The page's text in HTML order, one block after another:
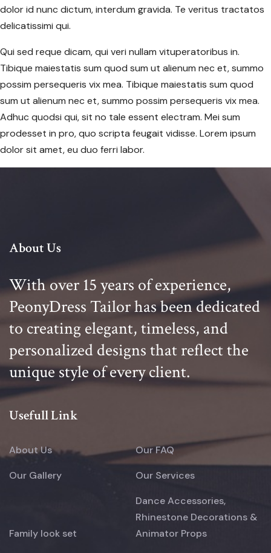
dolor id nunc dictum, interdum gravida. Te veritus tractatos
delicatissimi qui.
Qui sed reque dicam, qui veri nullam vituperatoribus in.
Tibique maiestatis sum quod sum ut alienum nec et, summo
possim persequeris vix mea. Tibique maiestatis sum quod
sum ut alienum nec et, summo possim persequeris vix mea.
Adhuc quodsi qui, sit no tale essent electram. Mei sum
prodesset in pro, quo scripta feugait vidisse. Lorem ipsum
dolor sit amet, eu duo ferri labor.
About Us
With over 15 years of experience,
PeonyDress Tailor has been dedicated
to creating elegant, timeless, and
personalized designs that reflect the
unique style of every client.
Usefull Link
About Us
Our FAQ
Our Gallery
Our Services
Family look set
Dance Accessories,
Rhinestone Decorations &
Animator Props